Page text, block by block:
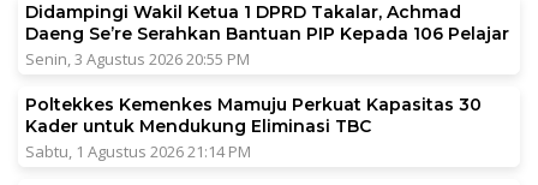
Didampingi Wakil Ketua 1 DPRD Takalar, Achmad
Daeng Se’re Serahkan Bantuan PIP Kepada 106 Pelajar
Senin, 3 Agustus 2026 20:55 PM
Poltekkes Kemenkes Mamuju Perkuat Kapasitas 30
Kader untuk Mendukung Eliminasi TBC
Sabtu, 1 Agustus 2026 21:14 PM